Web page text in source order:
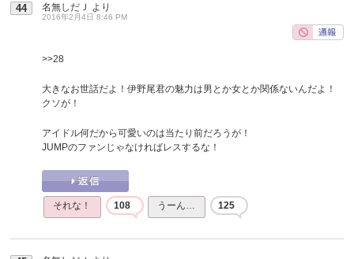
44 名無しだＪ より
2016年2月4日 8:46 PM
>>28
大きなお世話だよ！伊野尾君の魅力は男とか女とか関係ないんだよ！
クソが！
アイドル何だから可愛いのは当たり前だろうが！
JUMPのファンじゃなければレスするな！
それな！ 108 うーん… 125